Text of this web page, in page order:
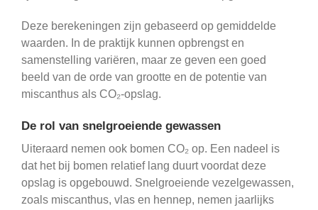
Deze berekeningen zijn gebaseerd op gemiddelde
waarden. In de praktijk kunnen opbrengst en
samenstelling variëren, maar ze geven een goed
beeld van de orde van grootte en de potentie van
miscanthus als CO₂-opslag.
De rol van snelgroeiende gewassen
Uiteraard nemen ook bomen CO₂ op. Een nadeel is
dat het bij bomen relatief lang duurt voordat deze
opslag is opgebouwd. Snelgroeiende vezelgewassen,
zoals miscanthus, vlas en hennep, nemen jaarlijks